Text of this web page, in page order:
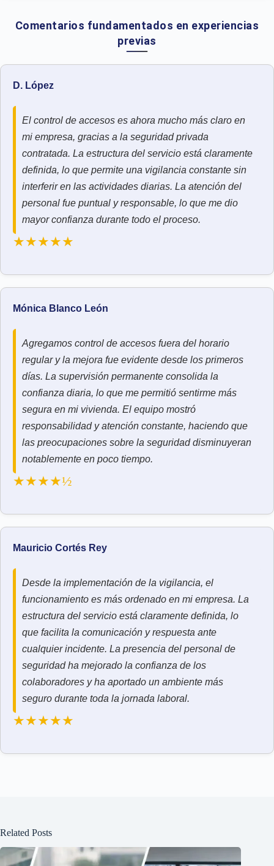
Comentarios fundamentados en experiencias
previas
D. López
El control de accesos es ahora mucho más claro en
mi empresa, gracias a la seguridad privada
contratada. La estructura del servicio está claramente
definida, lo que permite una vigilancia constante sin
interferir en las actividades diarias. La atención del
personal fue puntual y responsable, lo que me dio
mayor confianza durante todo el proceso.
★★★★★
Mónica Blanco León
Agregamos control de accesos fuera del horario
regular y la mejora fue evidente desde los primeros
días. La supervisión permanente consolida la
confianza diaria, lo que me permitió sentirme más
segura en mi vivienda. El equipo mostró
responsabilidad y atención constante, haciendo que
las preocupaciones sobre la seguridad disminuyeran
notablemente en poco tiempo.
★★★★½
Mauricio Cortés Rey
Desde la implementación de la vigilancia, el
funcionamiento es más ordenado en mi empresa. La
estructura del servicio está claramente definida, lo
que facilita la comunicación y respuesta ante
cualquier incidente. La presencia del personal de
seguridad ha mejorado la confianza de los
colaboradores y ha aportado un ambiente más
seguro durante toda la jornada laboral.
★★★★★
Related Posts